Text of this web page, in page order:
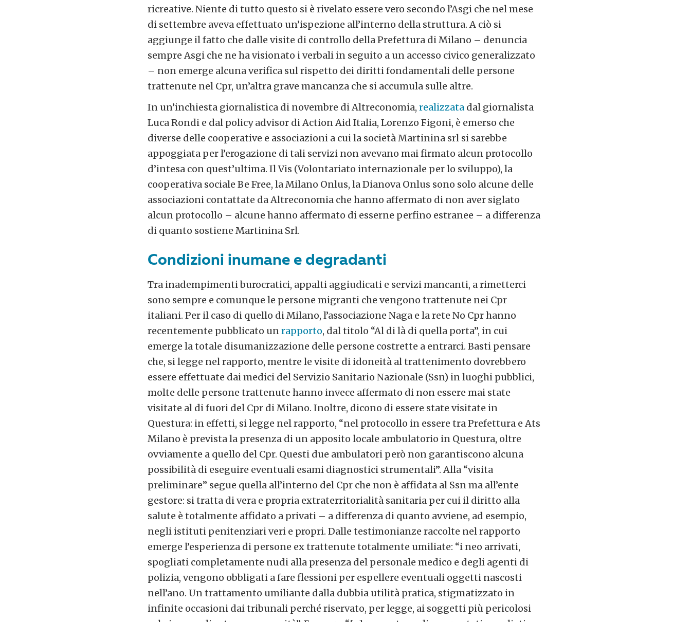
ricreative. Niente di tutto questo si è rivelato essere vero secondo l’Asgi che nel mese
di settembre aveva effettuato un’ispezione all’interno della struttura. A ciò si
aggiunge il fatto che dalle visite di controllo della Prefettura di Milano – denuncia
sempre Asgi che ne ha visionato i verbali in seguito a un accesso civico generalizzato
– non emerge alcuna verifica sul rispetto dei diritti fondamentali delle persone
trattenute nel Cpr, un’altra grave mancanza che si accumula sulle altre.
In un’inchiesta giornalistica di novembre di Altreconomia, realizzata dal giornalista
Luca Rondi e dal policy advisor di Action Aid Italia, Lorenzo Figoni, è emerso che
diverse delle cooperative e associazioni a cui la società Martinina srl si sarebbe
appoggiata per l’erogazione di tali servizi non avevano mai firmato alcun protocollo
d’intesa con quest’ultima. Il Vis (Volontariato internazionale per lo sviluppo), la
cooperativa sociale Be Free, la Milano Onlus, la Dianova Onlus sono solo alcune delle
associazioni contattate da Altreconomia che hanno affermato di non aver siglato
alcun protocollo – alcune hanno affermato di esserne perfino estranee – a differenza
di quanto sostiene Martinina Srl.
Condizioni inumane e degradanti
Tra inadempimenti burocratici, appalti aggiudicati e servizi mancanti, a rimetterci
sono sempre e comunque le persone migranti che vengono trattenute nei Cpr
italiani. Per il caso di quello di Milano, l’associazione Naga e la rete No Cpr hanno
recentemente pubblicato unrapporto, dal titolo “Al di là di quella porta”, in cui
emerge la totale disumanizzazione delle persone costrette a entrarci. Basti pensare
che, si legge nel rapporto, mentre le visite di idoneità al trattenimento dovrebbero
essere effettuate dai medici del Servizio Sanitario Nazionale (Ssn) in luoghi pubblici,
molte delle persone trattenute hanno invece affermato di non essere mai state
visitate al di fuori del Cpr di Milano. Inoltre, dicono di essere state visitate in
Questura: in effetti, si legge nel rapporto, “nel protocollo in essere tra Prefettura e Ats
Milano è prevista la presenza di un apposito locale ambulatorio in Questura, oltre
ovviamente a quello del Cpr. Questi due ambulatori però non garantiscono alcuna
possibilità di eseguire eventuali esami diagnostici strumentali”. Alla “visita
preliminare” segue quella all’interno del Cpr che non è affidata al Ssn ma all’ente
gestore: si tratta di vera e propria extraterritorialità sanitaria per cui il diritto alla
salute è totalmente affidato a privati – a differenza di quanto avviene, ad esempio,
negli istituti penitenziari veri e propri. Dalle testimonianze raccolte nel rapporto
emerge l’esperienza di persone ex trattenute totalmente umiliate: “i neo arrivati,
spogliati completamente nudi alla presenza del personale medico e degli agenti di
polizia, vengono obbligati a fare flessioni per espellere eventuali oggetti nascosti
nell’ano. Un trattamento umiliante dalla dubbia utilità pratica, stigmatizzato in
infinite occasioni dai tribunali perché riservato, per legge, ai soggetti più pericolosi